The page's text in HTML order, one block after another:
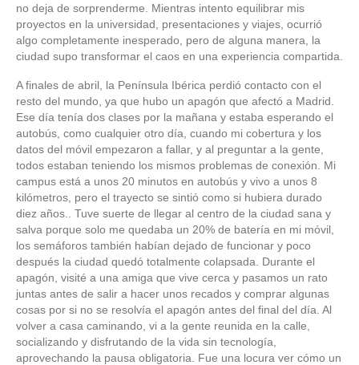
no deja de sorprenderme. Mientras intento equilibrar mis
proyectos en la universidad, presentaciones y viajes, ocurrió
algo completamente inesperado, pero de alguna manera, la
ciudad supo transformar el caos en una experiencia compartida.
A finales de abril, la Península Ibérica perdió contacto con el
resto del mundo, ya que hubo un apagón que afectó a Madrid.
Ese día tenía dos clases por la mañana y estaba esperando el
autobús, como cualquier otro día, cuando mi cobertura y los
datos del móvil empezaron a fallar, y al preguntar a la gente,
todos estaban teniendo los mismos problemas de conexión. Mi
campus está a unos 20 minutos en autobús y vivo a unos 8
kilómetros, pero el trayecto se sintió como si hubiera durado
diez años.. Tuve suerte de llegar al centro de la ciudad sana y
salva porque solo me quedaba un 20% de batería en mi móvil,
los semáforos también habían dejado de funcionar y poco
después la ciudad quedó totalmente colapsada. Durante el
apagón, visité a una amiga que vive cerca y pasamos un rato
juntas antes de salir a hacer unos recados y comprar algunas
cosas por si no se resolvía el apagón antes del final del día. Al
volver a casa caminando, vi a la gente reunida en la calle,
socializando y disfrutando de la vida sin tecnología,
aprovechando la pausa obligatoria. Fue una locura ver cómo un